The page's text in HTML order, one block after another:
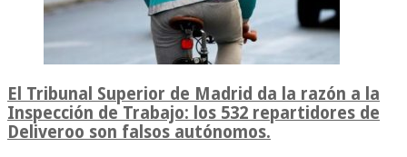
El Tribunal Superior de Madrid da la razón a la
Inspección de Trabajo: los 532 repartidores de
Deliveroo son falsos autónomos.